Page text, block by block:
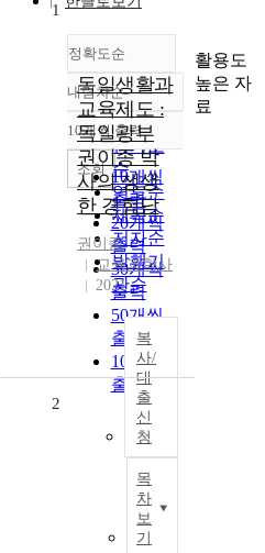
정확도순
정확도
순
인기도
순
연도순
제목순
저자순
발행기
관순
내림차순
내림차순
10개씩 출력
10개씩
출력
20개씩
출력
30개씩
출력
50개씩
출력
100개씩
출력
조회
1
독일생활과
교육제도 :
독일광부
권이종 박
사의 생생
한 경험담
권이종
교육과학사
2021
복
사/
대
출
신
청
목
차
보
기
2
활용도
높은 자
료